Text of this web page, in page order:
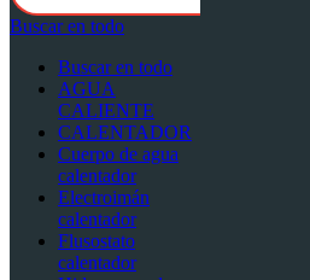
Buscar en todo
Buscar en todo
AGUA
CALIENTE
CALENTADOR
Cuerpo de agua
calentador
Electroimán
calentador
Flusostato
calentador